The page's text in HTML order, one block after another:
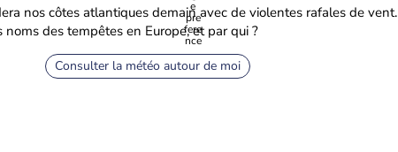
nos côtes atlantiques demain avec de violentes rafales de vent.
noms des tempêtes en Europe, et par qui ?
Consulter la météo autour de moi